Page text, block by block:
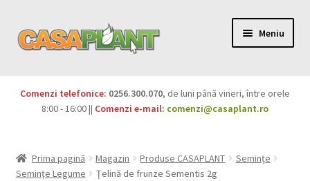
Meniu
Pesticide
Comenzi telefonice: 0256.300.070, de luni până vineri, între orele
8:00 - 16:00 || Comenzi e-mail: comenzi@casaplant.ro
Prima pagină Magazin Produse CASAPLANT
Semințe
Semințe Legume
Ţelină de frunze Sementis 2g